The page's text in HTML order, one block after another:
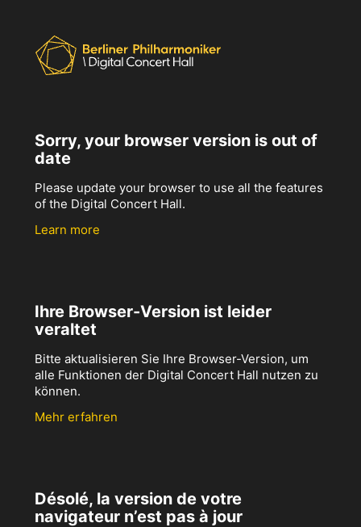
Sorry, your browser version is out of
date
Please update your browser to use all the features
of the Digital Concert Hall.
Learn more
Ihre Browser-Version ist leider
veraltet
Bitte aktualisieren Sie Ihre Browser-Version, um
alle Funktionen der Digital Concert Hall nutzen zu
können.
Mehr erfahren
Désolé, la version de votre
navigateur n’est pas à jour